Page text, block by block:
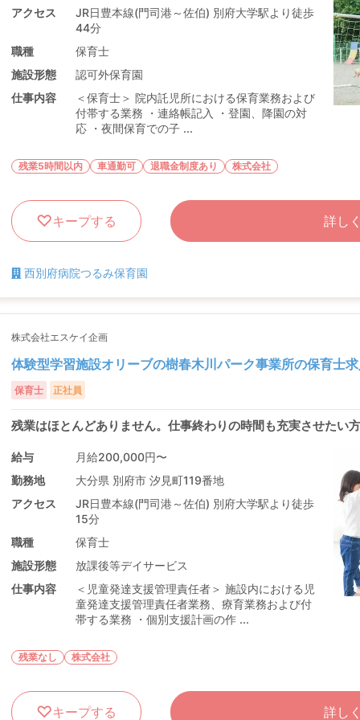
アクセス
JR日豊本線(門司港～佐伯) 別府大学駅より徒歩
44分
職種
保育士
施設形態
認可外保育園
仕事内容
＜保育士＞ 院内託児所における保育業務および
付帯する業務 ・連絡帳記入 ・登園、降園の対
応 ・夜間保育での子 ...
残業5時間以内 車通勤可 退職金制度あり 株式会社
キープする 詳し
西別府病院つるみ保育園
株式会社エスケイ企画
体験型学習施設オリーブの樹春木川パーク事業所の保育士
保育士 正社員
残業はほとんどありません。仕事終わりの時間も充実させたい
給与
月給200,000円〜
勤務地
大分県 別府市 汐見町119番地
アクセス
JR日豊本線(門司港～佐伯) 別府大学駅より徒歩
15分
職種
保育士
施設形態
放課後等デイサービス
仕事内容
＜児童発達支援管理責任者＞ 施設内における児
童発達支援管理責任者業務、療育業務および付
帯する業務 ・個別支援計画の作 ...
残業なし 株式会社
キープする 詳し